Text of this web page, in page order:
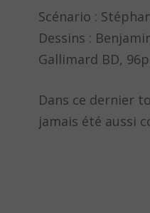
Scénario :
Dessins :
Gallimard BD,
Dans ce dernier
jamais été aussi